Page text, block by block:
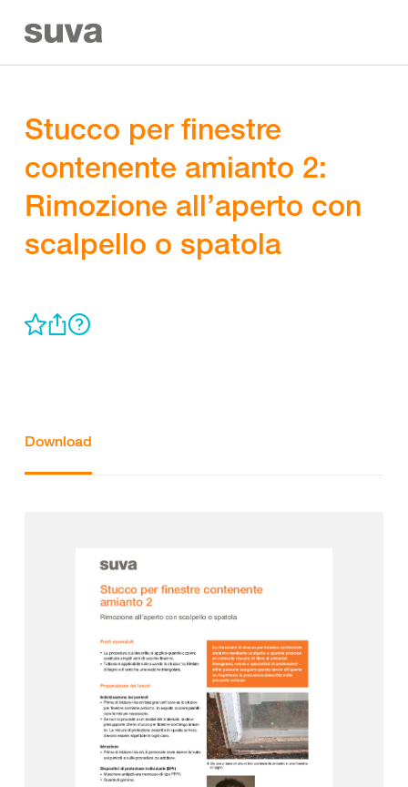
Stucco per finestre
contenente amianto 2:
Rimozione all’aperto con
scalpello o spatola
Download